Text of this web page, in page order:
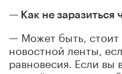
— Как не заразиться
— Может быть, стоит
новостной ленты,
равновесия. Если вы